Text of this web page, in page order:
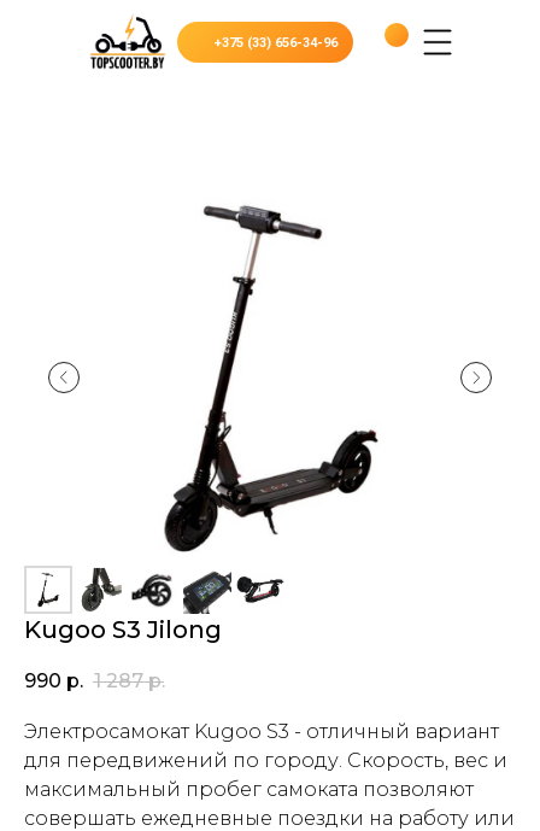
+375 (33) 656-34-96
Kugoo S3 Jilong
990 р. 1 287 р.
Электросамокат Kugoo S3 - отличный вариант
для передвижений по городу. Скорость, вес и
максимальный пробег самоката позволяют
совершать ежедневные поездки на работу или